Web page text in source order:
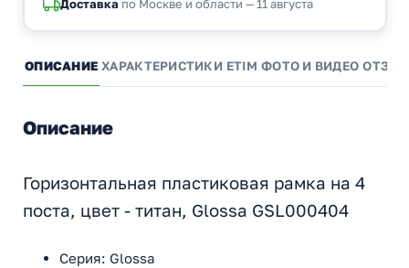
Доставка по Москве и области — 11 августа
ОПИСАНИЕ ХАРАКТЕРИСТИКИ ETIM ФОТО И ВИДЕО
Описание
Горизонтальная пластиковая рамка на 4
поста, цвет - титан, Glossa GSL000404
Серия: Glossa